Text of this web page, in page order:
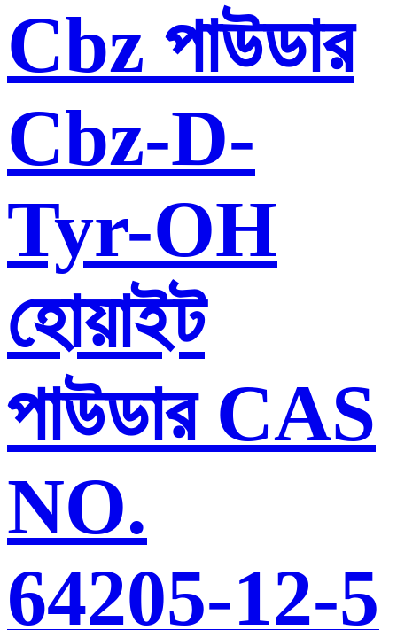
Cbz পাউডার
Cbz-D-
Tyr-OH
হোয়াইট
পাউডার CAS
NO.
64205-12-5